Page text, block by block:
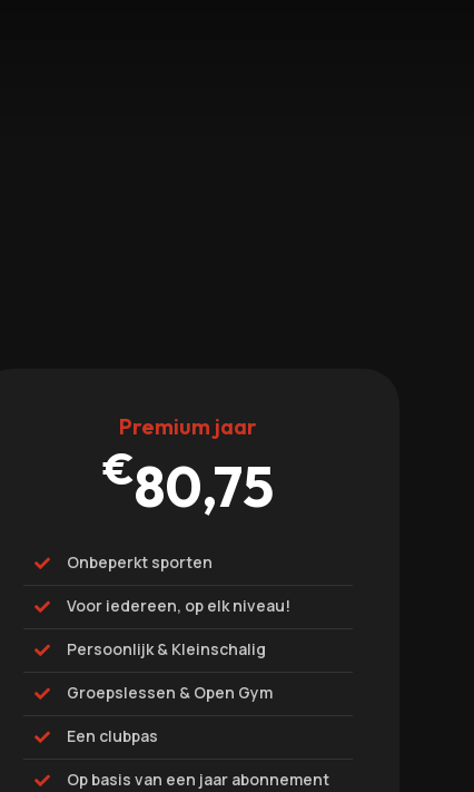
Premium jaar
€80,75
 Onbeperkt sporten
 Voor iedereen, op elk niveau!
 Persoonlijk & Kleinschalig
 Groepslessen & Open Gym
 Een clubpas
 Op basis van een jaar abonnement